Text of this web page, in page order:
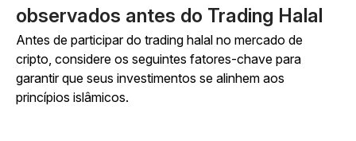
observados antes do Trading Halal
Antes de participar do trading halal no mercado de
cripto, considere os seguintes fatores-chave para
garantir que seus investimentos se alinhem aos
princípios islâmicos.